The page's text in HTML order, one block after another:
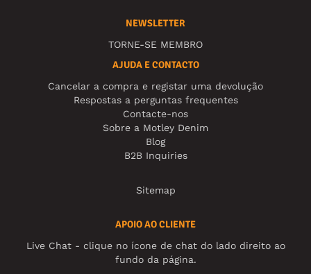
NEWSLETTER
TORNE-SE MEMBRO
AJUDA E CONTACTO
Cancelar a compra e registar uma devolução
Respostas a perguntas frequentes
Contacte-nos
Sobre a Motley Denim
Blog
B2B Inquiries
Sitemap
APOIO AO CLIENTE
Live Chat - clique no ícone de chat do lado direito ao
fundo da página.